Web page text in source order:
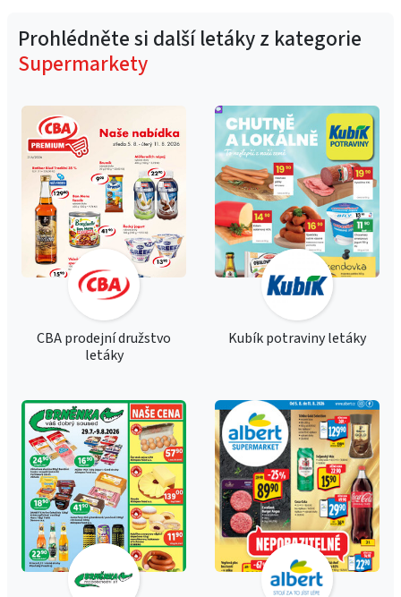
Prohlédněte si další letáky z kategorie
Supermarkety
CBA prodejní družstvo
letáky
Kubík potraviny letáky